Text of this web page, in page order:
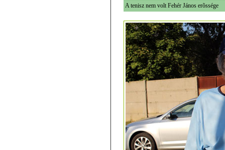
A tenisz nem volt Fehér János erõssége